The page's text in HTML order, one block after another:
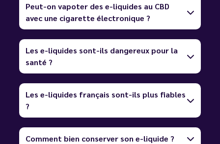
Peut-on vapoter des e-liquides au CBD
avec une cigarette électronique ?
Les e-liquides sont-ils dangereux pour la
santé ?
Les e-liquides français sont-ils plus fiables
?
Comment bien conserver son e-liquide ?